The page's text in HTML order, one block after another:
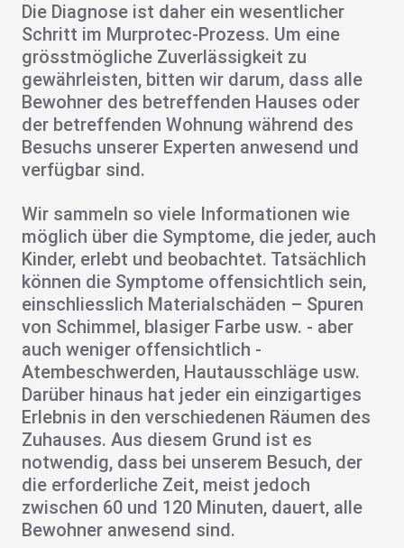
Die Diagnose ist daher ein wesentlicher
Schritt im Murprotec-Prozess. Um eine
grösstmögliche Zuverlässigkeit zu
gewährleisten, bitten wir darum, dass alle
Bewohner des betreffenden Hauses oder
der betreffenden Wohnung während des
Besuchs unserer Experten anwesend und
verfügbar sind.
Wir sammeln so viele Informationen wie
möglich über die Symptome, die jeder, auch
Kinder, erlebt und beobachtet. Tatsächlich
können die Symptome offensichtlich sein,
einschliesslich Materialschäden – Spuren
von Schimmel, blasiger Farbe usw. - aber
auch weniger offensichtlich -
Atembeschwerden, Hautausschläge usw.
Darüber hinaus hat jeder ein einzigartiges
Erlebnis in den verschiedenen Räumen des
Zuhauses. Aus diesem Grund ist es
notwendig, dass bei unserem Besuch, der
die erforderliche Zeit, meist jedoch
zwischen 60 und 120 Minuten, dauert, alle
Bewohner anwesend sind.